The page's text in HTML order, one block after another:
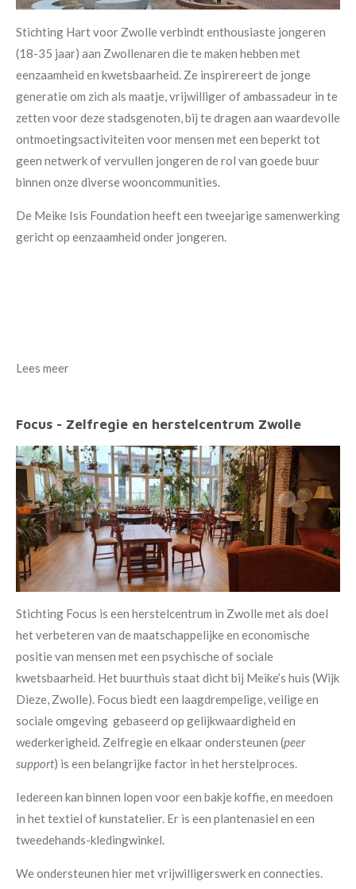
Stichting Hart voor Zwolle verbindt enthousiaste jongeren
(18-35 jaar) aan Zwollenaren die te maken hebben met
eenzaamheid en kwetsbaarheid. Ze inspirereert de jonge
generatie om zich als maatje, vrijwilliger of ambassadeur in te
zetten voor deze stadsgenoten, bij te dragen aan waardevolle
ontmoetingsactiviteiten voor mensen met een beperkt tot
geen netwerk of vervullen jongeren de rol van goede buur
binnen onze diverse wooncommunities.
De Meike Isis Foundation heeft een tweejarige samenwerking
gericht op eenzaamheid onder jongeren.
Lees meer
Focus - Zelfregie en herstelcentrum Zwolle
Stichting Focus is een herstelcentrum in Zwolle met als doel
het verbeteren van de maatschappelijke en economische
positie van mensen met een psychische of sociale
kwetsbaarheid. Het buurthuis staat dicht bij Meike’s huis (Wijk
Dieze, Zwolle). Focus biedt een laagdrempelige, veilige en
sociale omgeving gebaseerd op gelijkwaardigheid en
wederkerigheid. Zelfregie en elkaar ondersteunen (peer
support) is een belangrijke factor in het herstelproces.
Iedereen kan binnen lopen voor een bakje koffie, en meedoen
in het textiel of kunstatelier. Er is een plantenasiel en een
tweedehands-kledingwinkel.
We ondersteunen hier met vrijwilligerswerk en connecties.